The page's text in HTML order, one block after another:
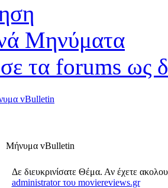
Μηνύματα
τα forums ως
vBulletin
Μήνυμα vBulletin
Δε διευκρινίσατε Θέμα. Αν έχετε
administrator του moviereviews.gr